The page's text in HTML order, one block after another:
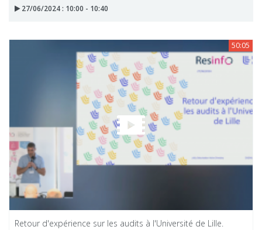
27/06/2024 : 10:00 - 10:40
50:05
Retour d'expérience sur les audits à l'Université de Lille.